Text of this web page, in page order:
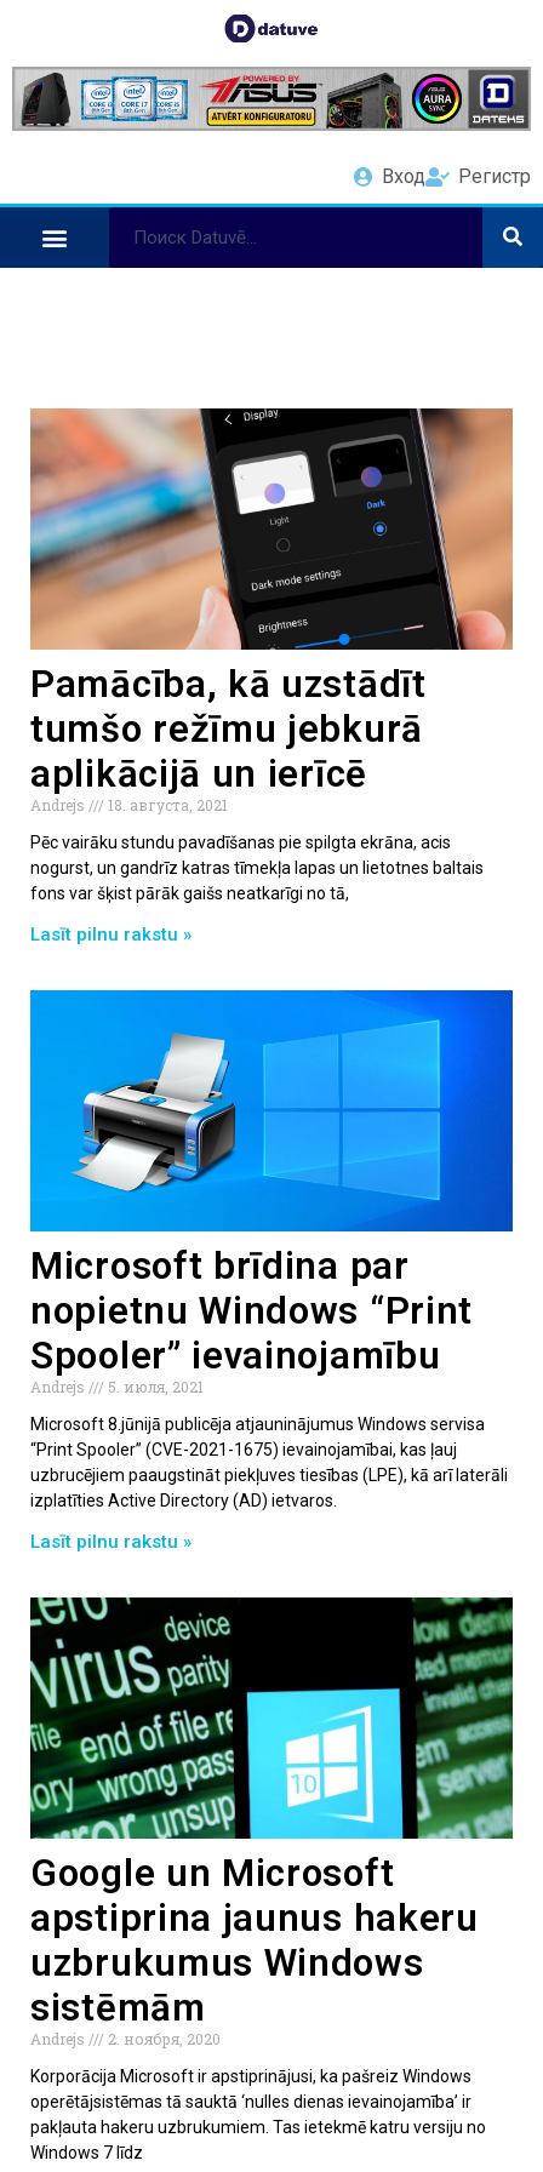
Вход Регистр
Pamācība, kā uzstādīt
tumšo režīmu jebkurā
aplikācijā un ierīcē
Andrejs
18. августа, 2021
Pēc vairāku stundu pavadīšanas pie spilgta ekrāna, acis
nogurst, un gandrīz katras tīmekļa lapas un lietotnes baltais
fons var šķist pārāk gaišs neatkarīgi no tā,
Lasīt pilnu rakstu »
Microsoft brīdina par
nopietnu Windows “Print
Spooler” ievainojamību
Andrejs
5. июля, 2021
Microsoft 8.jūnijā publicēja atjauninājumus Windows servisa
“Print Spooler” (CVE-2021-1675) ievainojamībai, kas ļauj
uzbrucējiem paaugstināt piekļuves tiesības (LPE), kā arī laterāli
izplatīties Active Directory (AD) ietvaros.
Lasīt pilnu rakstu »
Google un Microsoft
apstiprina jaunus hakeru
uzbrukumus Windows
sistēmām
Andrejs
2. ноября, 2020
Korporācija Microsoft ir apstiprinājusi, ka pašreiz Windows
operētājsistēmas tā sauktā ‘nulles dienas ievainojamība’ ir
pakļauta hakeru uzbrukumiem. Tas ietekmē katru versiju no
Windows 7 līdz